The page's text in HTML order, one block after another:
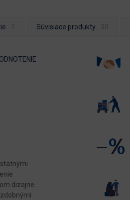
Súvisiace produkty
dizajne.